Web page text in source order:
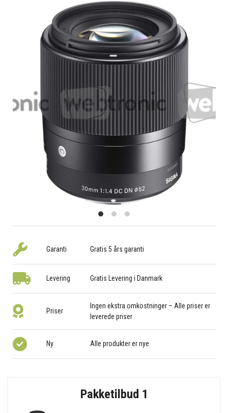
Garanti Gratis 5 års garanti
Levering Gratis Levering i Danmark
Priser
Ingen ekstra omkostninger – Alle priser er
leverede priser
Ny Alle produkter er nye
Pakketilbud 1